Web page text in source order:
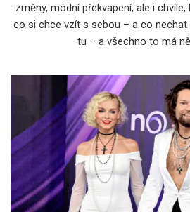
změny, módní překvapení, ale i
co si chce vzít s sebou – a co
tu – a všechno to má